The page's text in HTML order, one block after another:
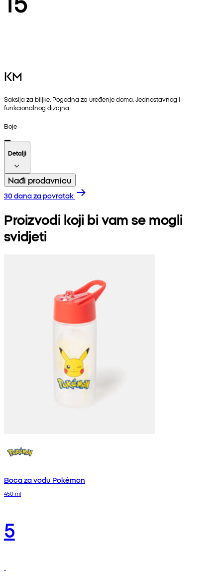
KM
Saksija za biljke. Pogodna za uređenje doma. Jednostavnog i
funkcionalnog dizajna.
Boje
Detalji
Nađi prodavnicu
30 dana za povratak
Proizvodi koji bi vam se mogli
svidjeti
Boca za vodu Pokémon
450 ml
5